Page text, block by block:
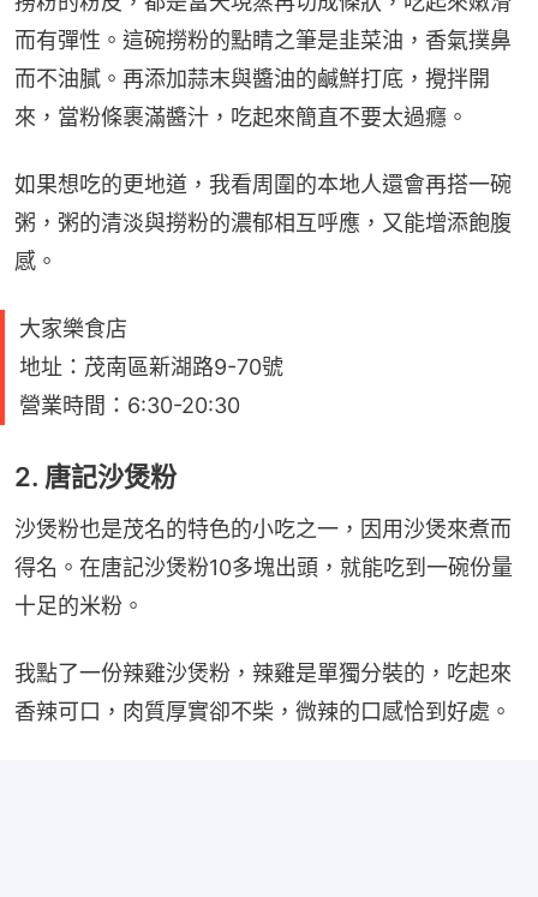
而有彈性。這碗撈粉的點睛之筆是韭菜油，香氣撲鼻
而不油膩。再添加蒜末與醬油的鹹鮮打底，攪拌開
來，當粉條裹滿醬汁，吃起來簡直不要太過癮。
如果想吃的更地道，我看周圍的本地人還會再搭一碗
粥，粥的清淡與撈粉的濃郁相互呼應，又能增添飽腹
感。
大家樂食店
地址：茂南區新湖路9-70號
營業時間：6:30-20:30
2. 唐記沙煲粉
沙煲粉也是茂名的特色的小吃之一，因用沙煲來煮而
得名。在唐記沙煲粉10多塊出頭，就能吃到一碗份量
十足的米粉。
我點了一份辣雞沙煲粉，辣雞是單獨分裝的，吃起來
香辣可口，肉質厚實卻不柴，微辣的口感恰到好處。